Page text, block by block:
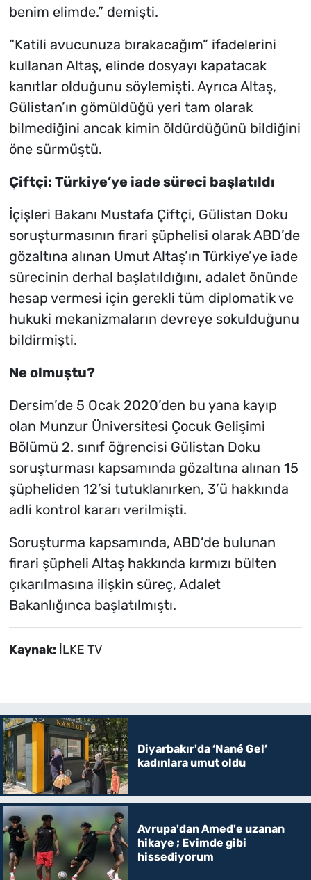
benim elimde.” demişti.
“Katili avucunuza bırakacağım” ifadelerini
kullanan Altaş, elinde dosyayı kapatacak
kanıtlar olduğunu söylemişti. Ayrıca Altaş,
Gülistan’ın gömüldüğü yeri tam olarak
bilmediğini ancak kimin öldürdüğünü bildiğini
öne sürmüştü.
Çiftçi: Türkiye’ye iade süreci başlatıldı
İçişleri Bakanı Mustafa Çiftçi, Gülistan Doku
soruşturmasının firari şüphelisi olarak ABD’de
gözaltına alınan Umut Altaş’ın Türkiye’ye iade
sürecinin derhal başlatıldığını, adalet önünde
hesap vermesi için gerekli tüm diplomatik ve
hukuki mekanizmaların devreye sokulduğunu
bildirmişti.
Ne olmuştu?
Dersim’de 5 Ocak 2020’den bu yana kayıp
olan Munzur Üniversitesi Çocuk Gelişimi
Bölümü 2. sınıf öğrencisi Gülistan Doku
soruşturması kapsamında gözaltına alınan 15
şüpheliden 12’si tutuklanırken, 3’ü hakkında
adli kontrol kararı verilmişti.
Soruşturma kapsamında, ABD’de bulunan
firari şüpheli Altaş hakkında kırmızı bülten
çıkarılmasına ilişkin süreç, Adalet
Bakanlığınca başlatılmıştı.
Kaynak: İLKE TV
Diyarbakır'da ‘Nané Gel’
kadınlara umut oldu
Avrupa'dan Amed'e uzanan
hikaye ; Evimde gibi
hissediyorum